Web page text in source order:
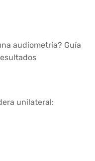
audiometría? Guía
unilateral: